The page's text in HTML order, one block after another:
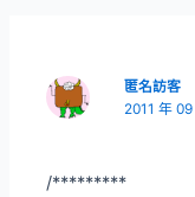
匿名訪客
2011 年
/*********